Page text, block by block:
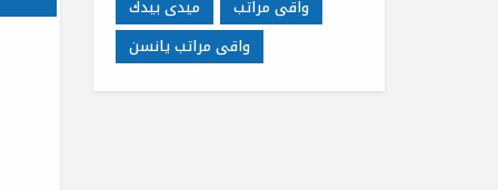
ميدى بيدك
واقى مراتب
واقى مراتب يانسن